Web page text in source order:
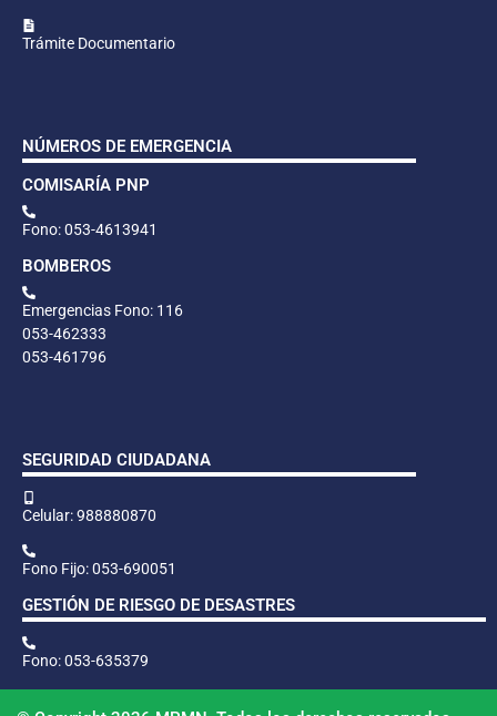
Trámite Documentario
NÚMEROS DE EMERGENCIA
COMISARÍA PNP
Fono: 053-4613941
BOMBEROS
Emergencias Fono: 116
053-462333
053-461796
SEGURIDAD CIUDADANA
Celular: 988880870
Fono Fijo: 053-690051
GESTIÓN DE RIESGO DE DESASTRES
Fono: 053-635379